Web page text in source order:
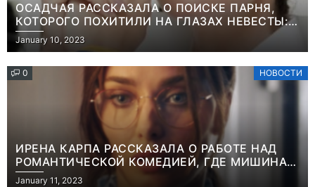
ОСАДЧАЯ РАССКАЗАЛА О ПОИСКЕ ПАРНЯ,
КОТОРОГО ПОХИТИЛИ НА ГЛАЗАХ НЕВЕСТЫ:
“ОН ВЕСЬ УДАР ПРИНЯЛ НА СЕБЯ”
January 10, 2023
0 НОВОСТИ
ИРЕНА КАРПА РАССКАЗАЛА О РАБОТЕ НАД
РОМАНТИЧЕСКОЙ КОМЕДИЕЙ, ГДЕ МИШИНА В
РОЛИ МАТЕРИ-ОДИНОЧКИ
January 11, 2023